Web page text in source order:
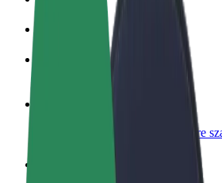
Pénzkereseti lehetőség igényeidre